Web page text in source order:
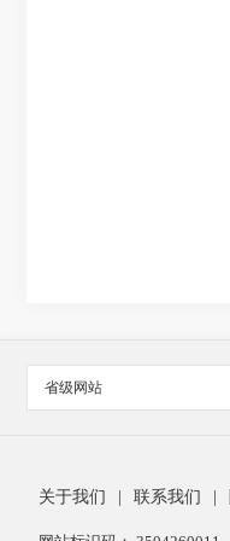
省级网站
关于我们 联系我们